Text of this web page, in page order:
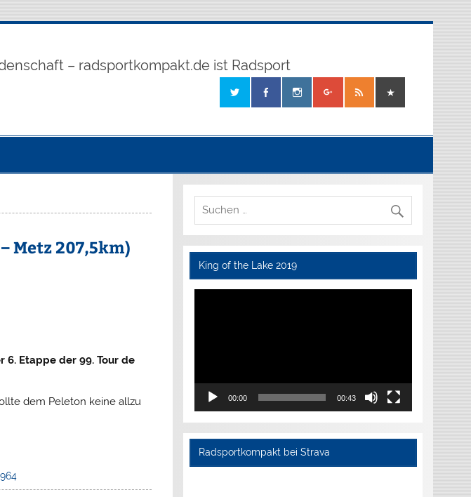
– radsportkompakt.de ist Radsport
Metz 207,5km)
Etappe der 99. Tour de
dem Peleton keine allzu
King of the Lake 2019
Video-
00:00 00:43
Radsportkompakt bei Strava